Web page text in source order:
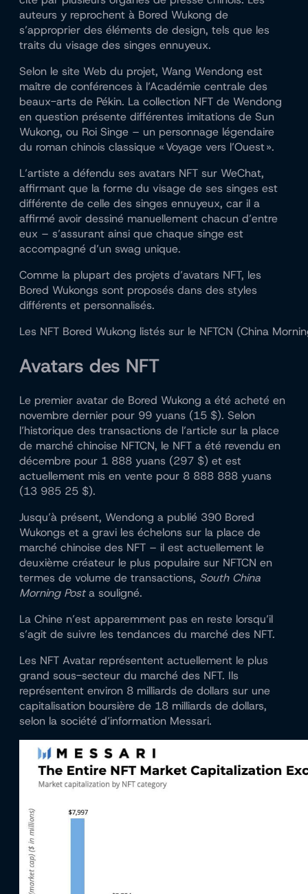
auteurs y reprochent à Bored Wukong de
s’approprier des éléments de design, tels que les
traits du visage des singes ennuyeux.
Selon le site Web du projet, Wang Wendong est
maître de conférences à l’Académie centrale des
beaux-arts de Pékin. La collection NFT de Wendong
en question présente différentes imitations de Sun
Wukong, ou Roi Singe – un personnage légendaire
du roman chinois classique « Voyage vers l’Ouest ».
L’artiste a défendu ses avatars NFT sur WeChat,
affirmant que la forme du visage de ses singes est
différente de celle des singes ennuyeux, car il a
affirmé avoir dessiné manuellement chacun d’entre
eux – s’assurant ainsi que chaque singe est
accompagné d’un swag unique.
Comme la plupart des projets d’avatars NFT, les
Bored Wukongs sont proposés dans des styles
différents et personnalisés.
Les NFT Bored Wukong listés sur le NFTCN (China
Avatars des NFT
Le premier avatar de Bored Wukong a été acheté en
novembre dernier pour 99 yuans (15 $). Selon
l’historique des transactions de l’article sur la place
de marché chinoise NFTCN, le NFT a été revendu en
décembre pour 1 888 yuans (297 $) et est
actuellement mis en vente pour 8 888 888 yuans
(13 985 25 $).
Jusqu’à présent, Wendong a publié 390 Bored
Wukongs et a gravi les échelons sur la place de
marché chinoise des NFT – il est actuellement le
deuxième créateur le plus populaire sur NFTCN en
termes de volume de transactions, South China
Morning Posta souligné.
La Chine n’est apparemment pas en reste lorsqu’il
s’agit de suivre les tendances du marché des NFT.
Les NFT Avatar représentent actuellement le plus
grand sous-secteur du marché des NFT. Ils
représentent environ 8 milliards de dollars sur une
capitalisation boursière de 18 milliards de dollars,
selon la société d’information Messari.